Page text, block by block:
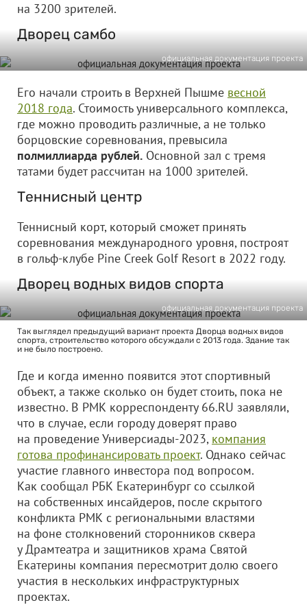
на 3200 зрителей.
Дворец самбо
официальная документация проекта
Его начали строить в Верхней Пышме весной
2018 года. Стоимость универсального комплекса,
где можно проводить различные, а не только
борцовские соревнования, превысила
полмиллиарда рублей. Основной зал с тремя
татами будет рассчитан на 1000 зрителей.
Теннисный центр
Теннисный корт, который сможет принять
соревнования международного уровня, построят
в гольф-клубе Pine Creek Golf Resort в 2022 году.
Дворец водных видов спорта
официальная документация проекта
Так выглядел предыдущий вариант проекта Дворца водных видов
спорта, строительство которого обсуждали с 2013 года. Здание так
и не было построено.
Где и когда именно появится этот спортивный
объект, а также сколько он будет стоить, пока не
известно. В РМК корреспонденту 66.RU заявляли,
что в случае, если городу доверят право
на проведение Универсиады-2023, компания
готова профинансировать проект. Однако сейчас
участие главного инвестора под вопросом.
Как сообщал РБК Екатеринбург со ссылкой
на собственных инсайдеров, после скрытого
конфликта РМК с региональными властями
на фоне столкновений сторонников сквера
у Драмтеатра и защитников храма Святой
Екатерины компания пересмотрит долю своего
участия в нескольких инфраструктурных
проектах.